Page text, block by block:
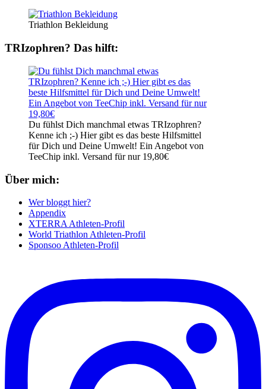
Triathlon Bekleidung
TRIzophren? Das hilft:
Du fühlst Dich manchmal etwas TRIzophren?
Kenne ich ;-) Hier gibt es das beste Hilfsmittel
für Dich und Deine Umwelt! Ein Angebot von
TeeChip inkl. Versand für nur 19,80€
Über mich:
Wer bloggt hier?
Appendix
XTERRA Athleten-Profil
World Triathlon Athleten-Profil
Sponsoo Athleten-Profil